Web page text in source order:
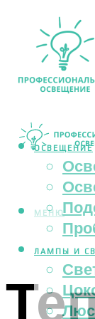
ОСВЕЩЕНИЕ
ЛАМПЫ И
МЕНЮ